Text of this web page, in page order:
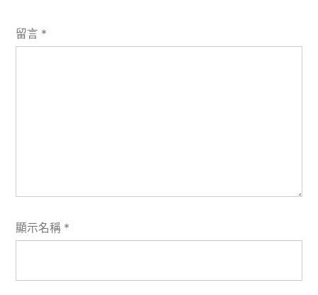
留言 *
顯示名稱 *